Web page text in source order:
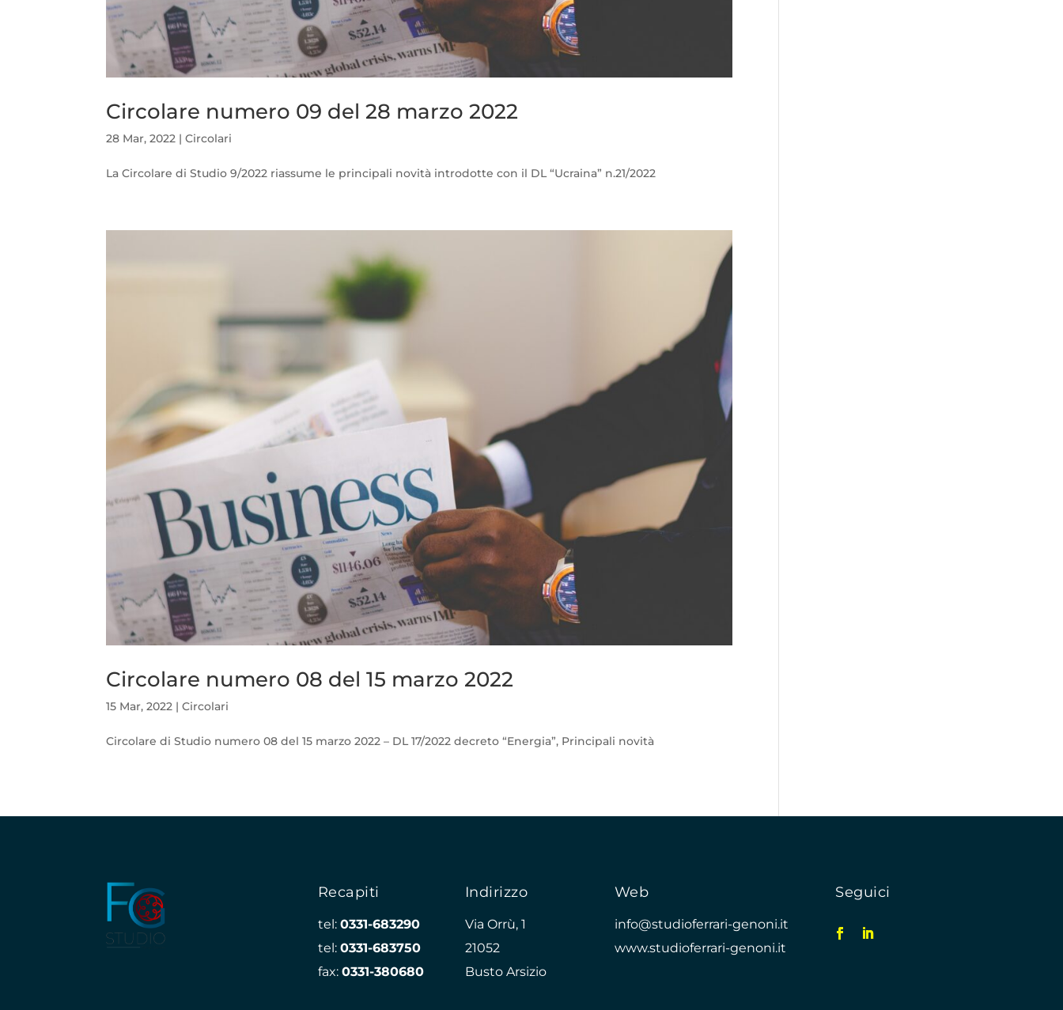
Circolare numero 09 del 28 marzo 2022
28 Mar, 2022 |Circolari
La Circolare di Studio 9/2022 riassume le principali novità introdotte con il DL “Ucraina” n.21/2022
Circolare numero 08 del 15 marzo 2022
15 Mar, 2022 |Circolari
Circolare di Studio numero 08 del 15 marzo 2022 – DL 17/2022 decreto “Energia”, Principali novità
Recapiti
tel: 0331-683290
tel: 0331-683750
fax: 0331-380680
Indirizzo
Via Orrù, 1
21052
Busto Arsizio
Web
info@studioferrari-genoni.it
www.studioferrari-genoni.it
Seguici